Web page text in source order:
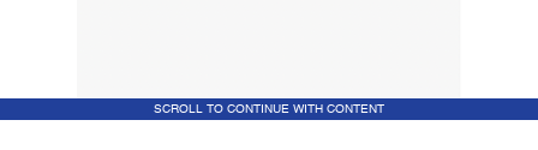
SCROLL TO CONTINUE WITH CONTENT